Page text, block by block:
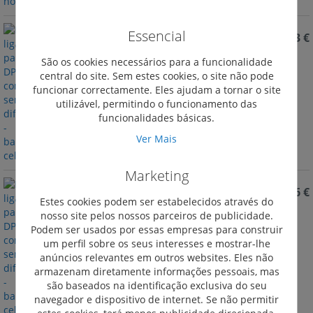
Kit de ligação para um DPX3 630 com ou sem
diferencial - barramento cela cabos
707,93 €
Kit de ligação para um DPX3 250 com ou sem
diferencial - barramento cela cabos
479,66 €
Essencial
São os cookies necessários para a funcionalidade
central do site. Sem estes cookies, o site não pode
funcionar correctamente. Eles ajudam a tornar o site
utilizável, permitindo o funcionamento das
funcionalidades básicas.
Ver Mais
Marketing
Estes cookies podem ser estabelecidos através do
nosso site pelos nossos parceiros de publicidade.
Podem ser usados por essas empresas para construir
um perfil sobre os seus interesses e mostrar-lhe
anúncios relevantes em outros websites. Eles não
armazenam diretamente informações pessoais, mas
são baseados na identificação exclusiva do seu
navegador e dispositivo de internet. Se não permitir